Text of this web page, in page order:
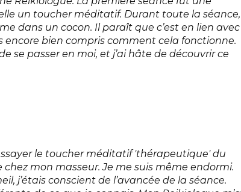
un toucher méditatif. Durant toute la séance,
dans un cocon. Il paraît que c’est en lien avec
encore bien compris comment cela fonctionne.
se passer en moi, et j’ai hâte de découvrir ce
le toucher méditatif 'thérapeutique' du
chez mon masseur. Je me suis même endormi.
j’étais conscient de l’avancée de la séance.